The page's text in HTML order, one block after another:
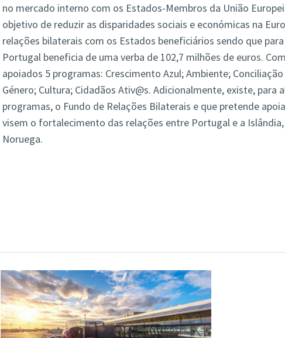
no mercado interno com os Estados-Membros da União
objetivo de reduzir as disparidades sociais e económicas na
relações bilaterais com os Estados beneficiários sendo que
Portugal beneficia de uma verba de 102,7 milhões de euros.
apoiados 5 programas: Crescimento Azul; Ambiente;
Género; Cultura; Cidadãos Ativ@s. Adicionalmente, existe, para
programas, o Fundo de Relações Bilaterais e que pretende
visem o fortalecimento das relações entre Portugal e a
Noruega.